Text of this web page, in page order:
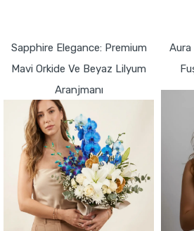
Sapphire Elegance: Premium
Mavi Orkide Ve Beyaz Lilyum
Aranjmanı
Aura